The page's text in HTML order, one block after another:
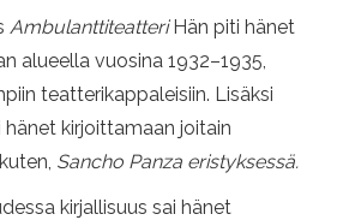
AmbulanttiteatteriHän piti hänet
alueella vuosina 1932–1935,
teatterikappaleisiin. Lisäksi
hänet kirjoittamaan joitain
Sancho Panza eristyksessä.
kirjallisuus sai hänet